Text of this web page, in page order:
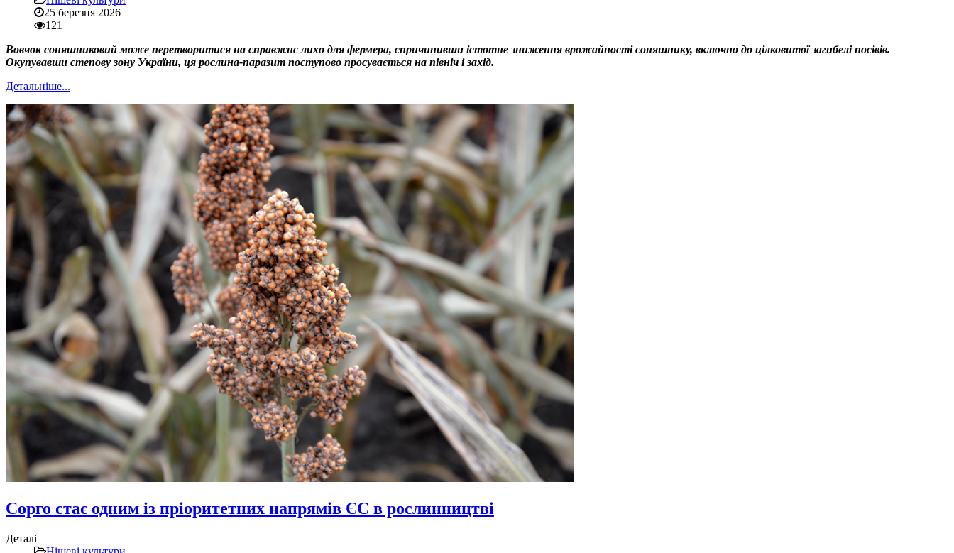
25 березня 2026
121
Вовчок соняшниковий може перетворитися на справжнє лихо для фермера, спричинивши істотне зниження врожайності соняшнику, включно до цілковитої загибелі посівів.
Окупувавши степову зону України, ця рослина-паразит поступово просувається на північ і захід.
Детальніше...
Сорго стає одним із пріоритетних напрямів ЄС в рослинництві
Деталі